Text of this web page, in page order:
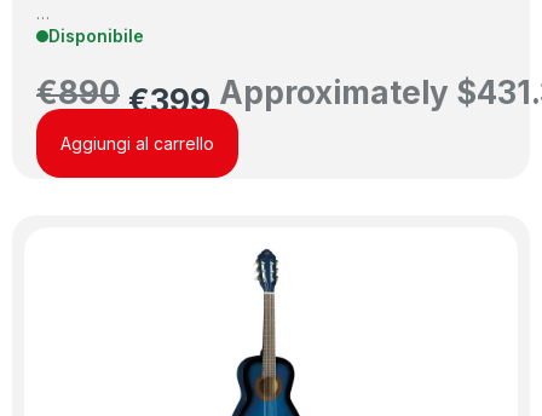
…
Disponibile
€890 €399 Approximately $
Aggiungi al carrello